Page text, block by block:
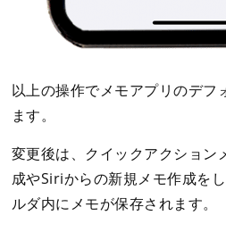
以上の操作でメモアプリのデフ
ます。
変更後は、クイックアクション
成やSiriからの新規メモ作成を
ルダ内にメモが保存されます。